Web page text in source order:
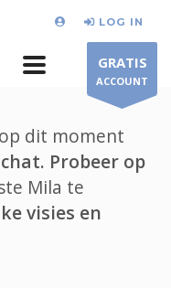
LOG IN
GRATIS
ACCOUNT
dit moment
Probeer op
Mila te
visies en